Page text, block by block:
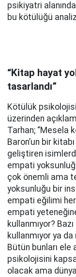
psikiyatri
bu kötülüğü
“Kitap hayat
tasarlandı”
Kötülük
üzerinden
Tarhan; “Mesela
Baron’un bir
geliştiren
empati
çok önemli ama
yoksunluğu bir
empati eğilimi
empati
kullanmıyor?
kullanmıyor ya
Bütün bunları
psikolojisini
olacak ama